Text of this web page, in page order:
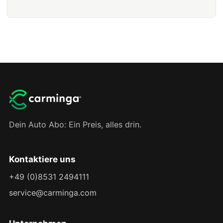
Dein Auto Abo: Ein Preis, alles drin.
Kontaktiere uns
+49 (0)8531 2494111
service@carminga.com